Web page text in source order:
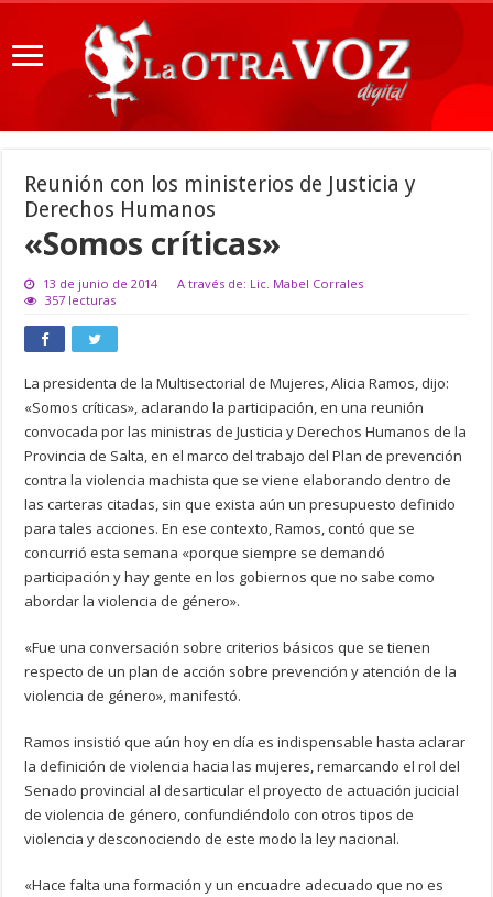
Reunión con los ministerios de Justicia y
Derechos Humanos
«Somos críticas»
13 de junio de 2014
A través de: Lic. Mabel Corrales
357 lecturas
La presidenta de la Multisectorial de Mujeres, Alicia Ramos, dijo:
«Somos críticas», aclarando la participación, en una reunión
convocada por las ministras de Justicia y Derechos Humanos de la
Provincia de Salta, en el marco del trabajo del Plan de prevención
contra la violencia machista que se viene elaborando dentro de
las carteras citadas, sin que exista aún un presupuesto definido
para tales acciones. En ese contexto, Ramos, contó que se
concurrió esta semana «porque siempre se demandó
participación y hay gente en los gobiernos que no sabe como
abordar la violencia de género».
«Fue una conversación sobre criterios básicos que se tienen
respecto de un plan de acción sobre prevención y atención de la
violencia de género», manifestó.
Ramos insistió que aún hoy en día es indispensable hasta aclarar
la definición de violencia hacia las mujeres, remarcando el rol del
Senado provincial al desarticular el proyecto de actuación jucicial
de violencia de género, confundiéndolo con otros tipos de
violencia y desconociendo de este modo la ley nacional.
«Hace falta una formación y un encuadre adecuado que no es